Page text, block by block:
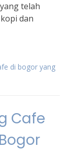
telah
dan
di bogor yang
Cafe